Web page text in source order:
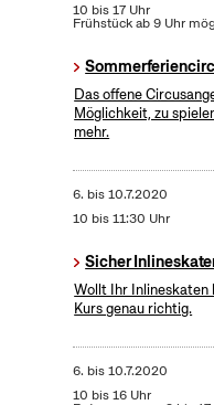
10 bis 17 Uhr
Frühstück ab 9 Uhr
Das offene
Möglichkeit, zu
mehr.
6. bis10.7.2020
10 bis 11:30 Uhr
Sicher
Wollt Ihr Inlineskaten
Kurs genau richtig.
6. bis10.7.2020
10 bis 16 Uhr